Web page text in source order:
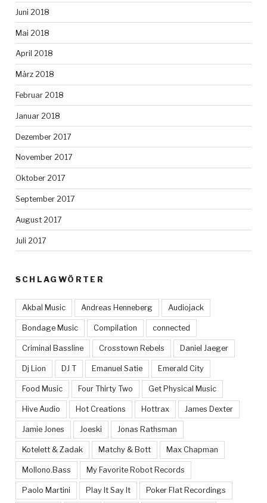
Juni 2018
Mai 2018
April 2018
März 2018
Februar 2018
Januar 2018
Dezember 2017
November 2017
Oktober 2017
September 2017
August 2017
Juli 2017
SCHLAGWÖRTER
Akbal Music Andreas Henneberg Audiojack
Bondage Music Compilation connected
Criminal Bassline Crosstown Rebels Daniel Jaeger
Dj Lion DJ T Emanuel Satie Emerald City
Food Music Four Thirty Two Get Physical Music
Hive Audio Hot Creations Hottrax James Dexter
Jamie Jones Joeski Jonas Rathsman
Kotelett & Zadak Matchy & Bott Max Chapman
Mollono.Bass My Favorite Robot Records
Paolo Martini Play It Say It Poker Flat Recordings